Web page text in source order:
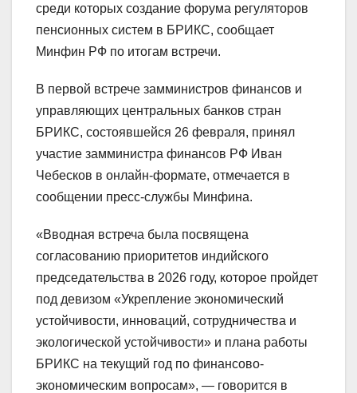
среди которых создание форума регуляторов
пенсионных систем в БРИКС, сообщает
Минфин РФ по итогам встречи.
В первой встрече замминистров финансов и
управляющих центральных банков стран
БРИКС, состоявшейся 26 февраля, принял
участие замминистра финансов РФ Иван
Чебесков в онлайн-формате, отмечается в
сообщении пресс-службы Минфина.
«Вводная встреча была посвящена
согласованию приоритетов индийского
председательства в 2026 году, которое пройдет
под девизом «Укрепление экономический
устойчивости, инноваций, сотрудничества и
экологической устойчивости» и плана работы
БРИКС на текущий год по финансово-
экономическим вопросам», — говорится в